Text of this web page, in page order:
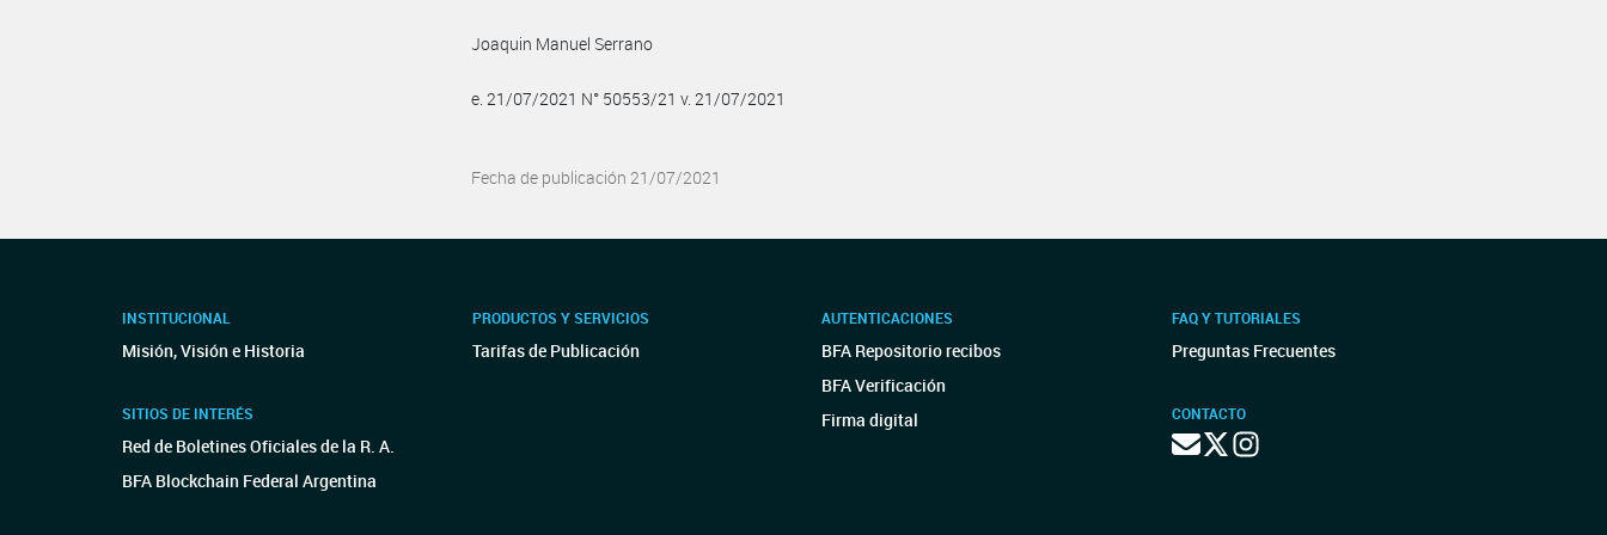
Joaquin Manuel Serrano
e. 21/07/2021 N° 50553/21 v. 21/07/2021
Fecha de publicación 21/07/2021
INSTITUCIONAL
Misión, Visión e Historia
SITIOS DE INTERÉS
Red de Boletines Oficiales de la R. A.
BFA Blockchain Federal Argentina
PRODUCTOS Y SERVICIOS
Tarifas de Publicación
AUTENTICACIONES
BFA Repositorio recibos
BFA Verificación
Firma digital
FAQ Y TUTORIALES
Preguntas Frecuentes
CONTACTO